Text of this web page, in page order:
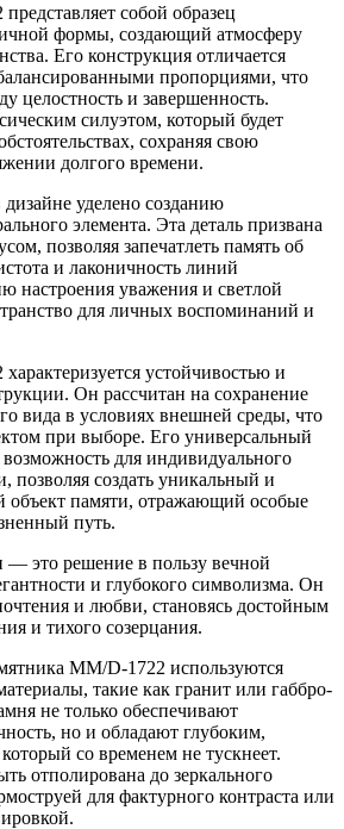
собой образец
формы, создающий атмосферу
Его конструкция отличается
пропорциями, что
целостность и завершенность.
силуэтом, который будет
сохраняя свою
долгого времени.
уделено созданию
элемента. Эта деталь призвана
позволяя запечатлеть память об
и лаконичность линий
настроения уважения и светлой
для личных воспоминаний и
устойчивостью и
Он рассчитан на сохранение
вида в условиях внешней среды, что
при выборе. Его универсальный
возможность для индивидуального
позволяя создать уникальный и
объект памяти, отражающий особые
путь.
это решение в пользу вечной
и глубокого символизма. Он
и любви, становясь достойным
и тихого созерцания.
ММ/D-1722 используются
такие как гранит или габбро-
не только обеспечивают
но и обладают глубоким,
со временем не тускнеет.
отполирована до зеркального
для фактурного контраста или